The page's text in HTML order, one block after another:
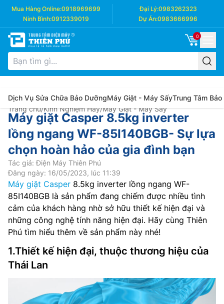
Mua Hàng Online:0918969699 Đại Lý:0983262323
Ninh Bình:0912339019 Dự Án:0983666996
0
Dịch Vụ Sửa Chữa Bảo DưỡngMáy Giặt - Máy SấyTrung Tâm Bảo
Trang chủ/Kinh Nghiệm Hay/Máy Giặt - Máy Sấy
Máy giặt Casper 8.5kg inverter
lồng ngang WF-85I140BGB- Sự lựa
chọn hoàn hảo của gia đình bạn
Tác giả: Điện Máy Thiên Phú
Đăng ngày: 16/05/2023, lúc 11:39
Máy giặt Casper 8.5kg inverter lồng ngang WF-
85I140BGB là sản phẩm đang chiếm được nhiều tình
cảm của khách hàng nhờ sở hữu thiết kế hiện đại và
những công nghệ tính năng hiện đại. Hãy cùng Thiên
Phú tìm hiểu thêm về sản phẩm này nhé!
1.Thiết kế hiện đại, thuộc thương hiệu của
Thái Lan